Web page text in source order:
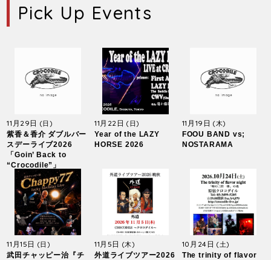
Pick Up Events
11月29日 (日)
紫香＆香介 ダブルバー
スデーライブ2026
「Goin’ Back to
“Crocodile”」
11月22日(日)
Year of the LAZY
HORSE 2026
11月19日 (木)
FOOU BAND vs;
NOSTARAMA
11月15日 (日)
武田チャッピー治『チ
11月5日 (木)
外道ライブツアー2026
10月24日 (土)
The trinity of flavor